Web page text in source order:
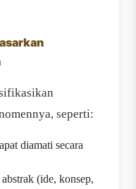
seperti:
diamati secara
(ide, konsep,